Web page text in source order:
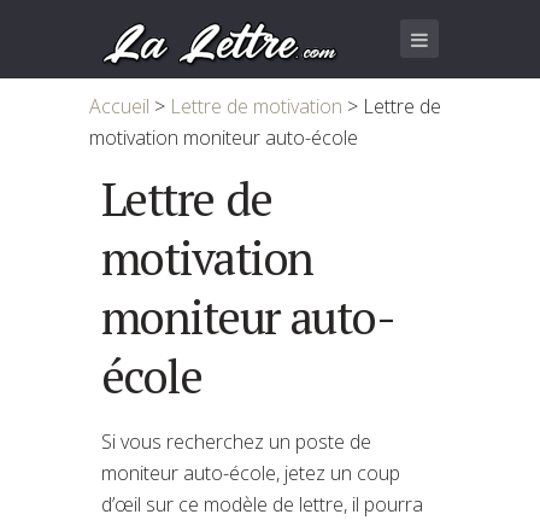
Accueil > Lettre de motivation > Lettre de
motivation moniteur auto-école
Lettre de
motivation
moniteur auto-
école
Si vous recherchez un poste de
moniteur auto-école, jetez un coup
d’œil sur ce modèle de lettre, il pourra